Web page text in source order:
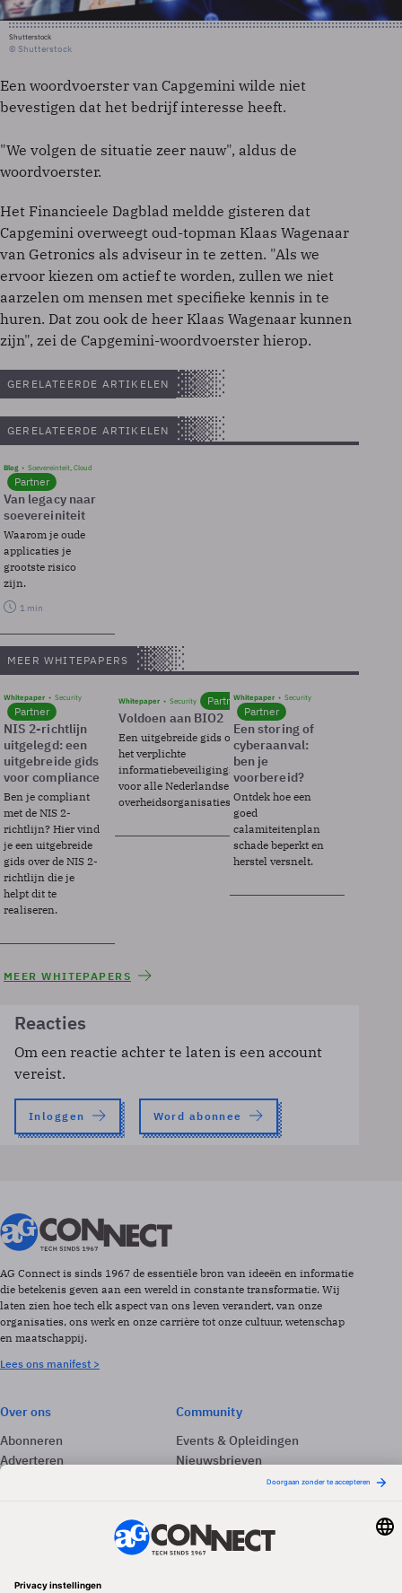
Shutterstock
© Shutterstock
Een woordvoerster van Capgemini wilde niet
bevestigen dat het bedrijf interesse heeft.
"We volgen de situatie zeer nauw", aldus de
woordvoerster.
Het Financieele Dagblad meldde gisteren dat
Capgemini overweegt oud-topman Klaas Wagenaar
van Getronics als adviseur in te zetten. "Als we
ervoor kiezen om actief te worden, zullen we niet
aarzelen om mensen met specifieke kennis in te
huren. Dat zou ook de heer Klaas Wagenaar kunnen
zijn", zei de Capgemini-woordvoerster hierop.
GERELATEERDE ARTIKELEN
GERELATEERDE ARTIKELEN
Blog Soevereinteit, Cloud
Partner
Van legacy naar
soevereiniteit
Waarom je oude
applicaties je
grootste risico
zijn.
1 min
MEER WHITEPAPERS
Whitepaper Security
Partner
NIS 2-richtlijn
uitgelegd: een
uitgebreide gids
voor compliance
Ben je compliant
met de NIS 2-
richtlijn? Hier vind
je een uitgebreide
gids over de NIS 2-
richtlijn die je
helpt dit te
realiseren.
Whitepaper Security Partner
Voldoen aan BIO2
Een uitgebreide gids over BIO2,
het verplichte
informatiebeveiligingsframework
voor alle Nederlandse
overheidsorganisaties.
Whitepaper Security
Partner
Een storing of
cyberaanval:
ben je
voorbereid?
Ontdek hoe een
goed
calamiteitenplan
schade beperkt en
herstel versnelt.
MEER WHITEPAPERS
Reacties
Om een reactie achter te laten is een account
vereist.
Inloggen Word abonnee
AG Connect is sinds 1967 de essentiële bron van ideeën en informatie
die betekenis geven aan een wereld in constante transformatie. Wij
laten zien hoe tech elk aspect van ons leven verandert, van onze
organisaties, ons werk en onze carrière tot onze cultuur, wetenschap
en maatschappij.
Lees ons manifest >
Over ons
Abonneren
Adverteren
Community
Events & Opleidingen
Nieuwsbrieven
Volg ons